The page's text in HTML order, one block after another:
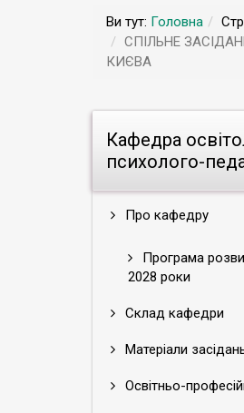
Ви тут: Головна
СПІЛЬНЕ
КИЄВА
Кафедра
психолого-
Про кафедру
Програма
2028 роки
Склад кафедри
Матеріали
Освітньо-